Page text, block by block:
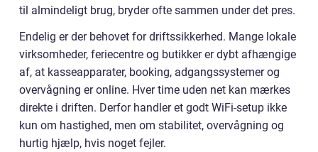
til almindeligt brug, bryder ofte sammen under det pres.
Endelig er der behovet for driftssikkerhed. Mange lokale
virksomheder, feriecentre og butikker er dybt afhængige
af, at kasseapparater, booking, adgangssystemer og
overvågning er online. Hver time uden net kan mærkes
direkte i driften. Derfor handler et godt WiFi-setup ikke
kun om hastighed, men om stabilitet, overvågning og
hurtig hjælp, hvis noget fejler.